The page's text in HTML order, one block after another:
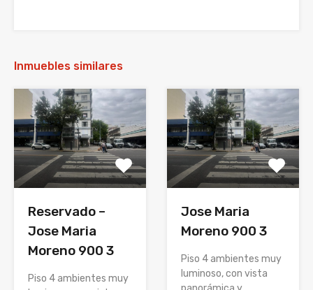
Inmuebles similares
Reservado –
Jose Maria
Moreno 900 3
Piso 4 ambientes muy
Jose Maria
Moreno 900 3
Piso 4 ambientes muy
luminoso, con vista